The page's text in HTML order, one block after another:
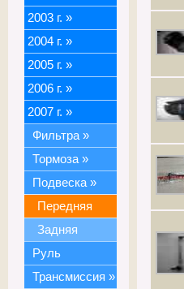
2003 г. »
2004 г. »
2005 г. »
2006 г. »
2007 г. »
Фильтра »
Тормоза »
Подвеска »
Передняя
Задняя
Руль
Трансмиссия »